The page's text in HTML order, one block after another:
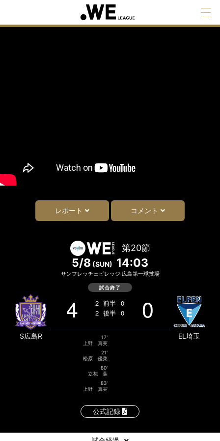
レポート コメント
第20節
5/8 (SUN) 14:03
サンフレッチェビレッジ 広島第一球技場
S広島R
試合終了
4 2 前半 0
2 後半 0 0
17'
上野 真実
21'
松原 優菜
80'
立花 葉
83'
上野 真実
EL埼玉
公式記録